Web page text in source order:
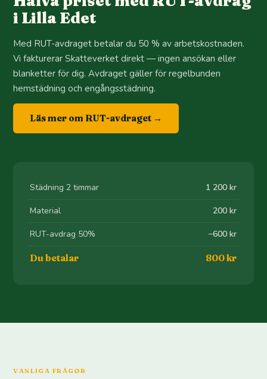
i Lilla Edet
Med RUT-avdraget betalar du 50 % av arbetskostnaden.
Vi fakturerar Skatteverket direkt — ingen ansökan eller
blanketter för dig. Avdraget gäller för regelbunden
hemstädning och engångsstädning.
Läs mer om RUT-avdraget →
Städning 2 timmar 1 200 kr
Material 200 kr
RUT-avdrag 50% −600 kr
Du betalar 800 kr
VANLIGA FRÅGOR